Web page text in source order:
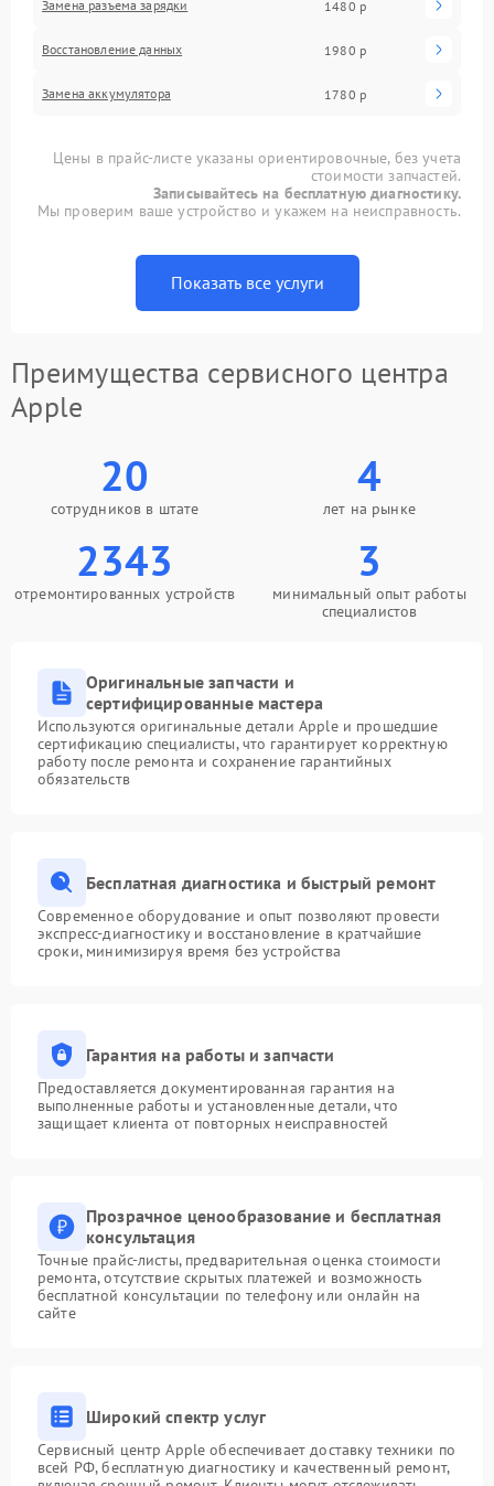
Замена разъема зарядки 1480 р
Восстановление данных 1980 р
Замена аккумулятора 1780 р
Цены в прайс-листе указаны ориентировочные, без учета
стоимости запчастей.
Записывайтесь на бесплатную диагностику.
Мы проверим ваше устройство и укажем на неисправность.
Показать все услуги
Преимущества сервисного центра
Apple
20
сотрудников в штате
4
лет на рынке
2343
отремонтированных устройств
3
минимальный опыт работы
специалистов
Оригинальные запчасти и
сертифицированные мастера
Используются оригинальные детали Apple и прошедшие
сертификацию специалисты, что гарантирует корректную
работу после ремонта и сохранение гарантийных
обязательств
Бесплатная диагностика и быстрый ремонт
Современное оборудование и опыт позволяют провести
экспресс-диагностику и восстановление в кратчайшие
сроки, минимизируя время без устройства
Гарантия на работы и запчасти
Предоставляется документированная гарантия на
выполненные работы и установленные детали, что
защищает клиента от повторных неисправностей
Прозрачное ценообразование и бесплатная
консультация
Точные прайс-листы, предварительная оценка стоимости
ремонта, отсутствие скрытых платежей и возможность
бесплатной консультации по телефону или онлайн на
сайте
Широкий спектр услуг
Сервисный центр Apple обеспечивает доставку техники по
всей РФ, бесплатную диагностику и качественный ремонт,